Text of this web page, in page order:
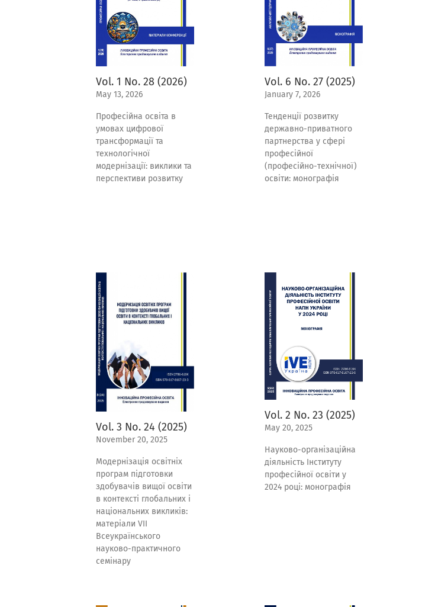
Vol. 1 No. 28 (2026)
May 13, 2026
Професійна освіта в
умовах цифрової
трансформації та
технологічної
модернізації: виклики та
перспективи розвитку
Vol. 6 No. 27 (2025)
January 7, 2026
Тенденції розвитку
державно-приватного
партнерства у сфері
професійної
(професійно-технічної)
освіти: монографія
Vol. 3 No. 24 (2025)
November 20, 2025
Модернізація освітніх
програм підготовки
здобувачів вищої освіти
в контексті глобальних і
національних викликів:
матеріали VІІ
Всеукраїнського
науково-практичного
семінару
Vol. 2 No. 23 (2025)
May 20, 2025
Науково-організаційна
діяльність Інституту
професійної освіти у
2024 році: монографія